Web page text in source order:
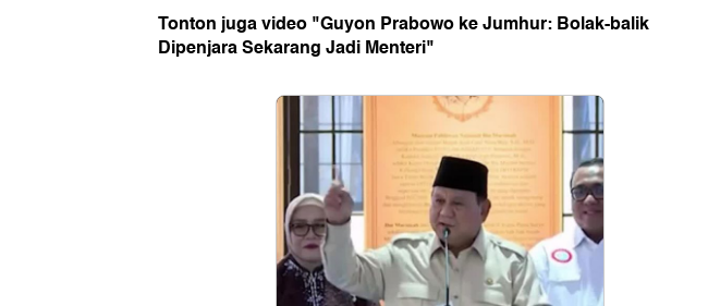
Tonton juga video "Guyon Prabowo ke Jumhur: Bolak-balik
Dipenjara Sekarang Jadi Menteri"